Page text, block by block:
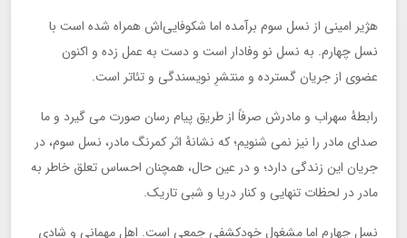
هژیر امینی از نسل سوم برآمده اما شکوفایی‌اش همراه شده است با
نسل چهارم. به نسل نو وفادار است و دست به عمل زده و اکنون
عضوی از جریان گسترده و منتشرِ نویسندگی و تئاتر است.
رابطۀ سهراب و مادرش صرفاً از طریق پیام رسان صورت می گیرد و ما
صدای مادر را نیز نمی شنویم؛ که نشانۀ اثر کمرنگ مادر، نسل سوم، در
جریان این زندگی دارد؛ و در عین حال، همچنان احساس تعلق خاطر به
مادر در لحظات تنهایی و کنار دریا و شبی تاریک.
نسل چهارم اما مشغول خودکشفی جمعی است. اهل مهمانی و شادی